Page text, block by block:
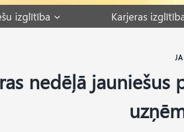
izglītība Karjeras
nedēļā jauniešus